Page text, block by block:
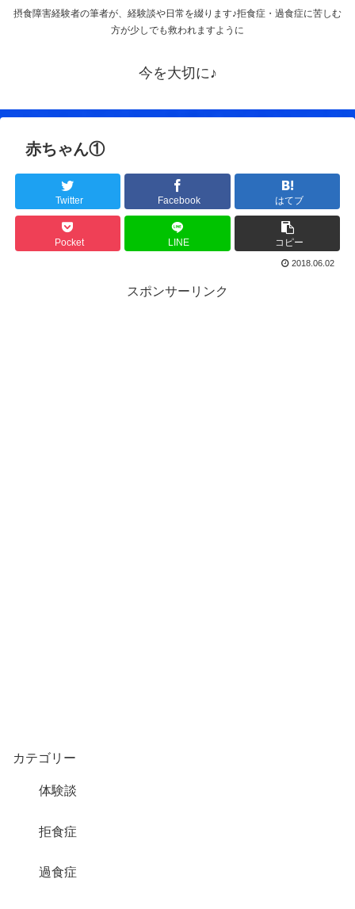
摂食障害経験者の筆者が、経験談や日常を綴ります♪拒食症・過食症に苦しむ
方が少しでも救われますように
今を大切に♪
赤ちゃん①
Twitter Facebook はてブ
Pocket LINE コピー
2018.06.02
スポンサーリンク
カテゴリー
体験談
拒食症
過食症